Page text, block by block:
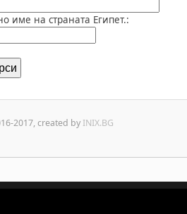
име на страната Египет.:
2017, created by INIX.BG